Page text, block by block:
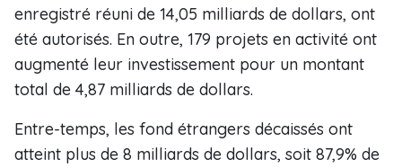
enregistré réuni de 14,05 milliards de dollars, ont
été autorisés. En outre, 179 projets en activité ont
augmenté leur investissement pour un montant
total de 4,87 milliards de dollars.
Entre-temps, les fond étrangers décaissés ont
atteint plus de 8 milliards de dollars, soit 87,9% de